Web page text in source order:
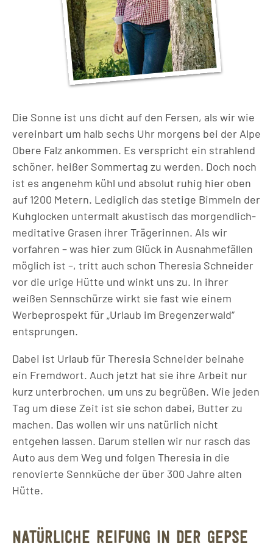
Die Sonne ist uns dicht auf den Fersen, als wir wie
vereinbart um halb sechs Uhr morgens bei der Alpe
Obere Falz ankommen. Es verspricht ein strahlend
schöner, heißer Sommertag zu werden. Doch noch
ist es angenehm kühl und absolut ruhig hier oben
auf 1200 Metern. Lediglich das stetige Bimmeln der
Kuhglocken untermalt akustisch das morgendlich-
meditative Grasen ihrer Trägerinnen. Als wir
vorfahren – was hier zum Glück in Ausnahmefällen
möglich ist –, tritt auch schon Theresia Schneider
vor die urige Hütte und winkt uns zu. In ihrer
weißen Sennschürze wirkt sie fast wie einem
Werbeprospekt für „Urlaub im Bregenzerwald“
entsprungen.
Dabei ist Urlaub für Theresia Schneider beinahe
ein Fremdwort. Auch jetzt hat sie ihre Arbeit nur
kurz unterbrochen, um uns zu begrüßen. Wie jeden
Tag um diese Zeit ist sie schon dabei, Butter zu
machen. Das wollen wir uns natürlich nicht
entgehen lassen. Darum stellen wir nur rasch das
Auto aus dem Weg und folgen Theresia in die
renovierte Sennküche der über 300 Jahre alten
Hütte.
NATÜRLICHE REIFUNG IN DER GEPSE